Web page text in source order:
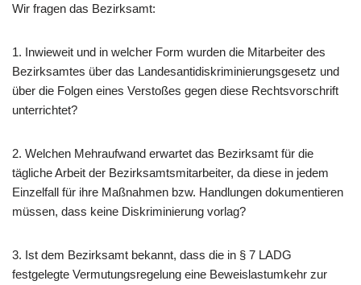
Wir fragen das Bezirksamt:
1. Inwieweit und in welcher Form wurden die Mitarbeiter des
Bezirksamtes über das Landesantidiskriminierungsgesetz und
über die Folgen eines Verstoßes gegen diese Rechtsvorschrift
unterrichtet?
2. Welchen Mehraufwand erwartet das Bezirksamt für die
tägliche Arbeit der Bezirksamtsmitarbeiter, da diese in jedem
Einzelfall für ihre Maßnahmen bzw. Handlungen dokumentieren
müssen, dass keine Diskriminierung vorlag?
3. Ist dem Bezirksamt bekannt, dass die in § 7 LADG
festgelegte Vermutungsregelung eine Beweislastumkehr zur